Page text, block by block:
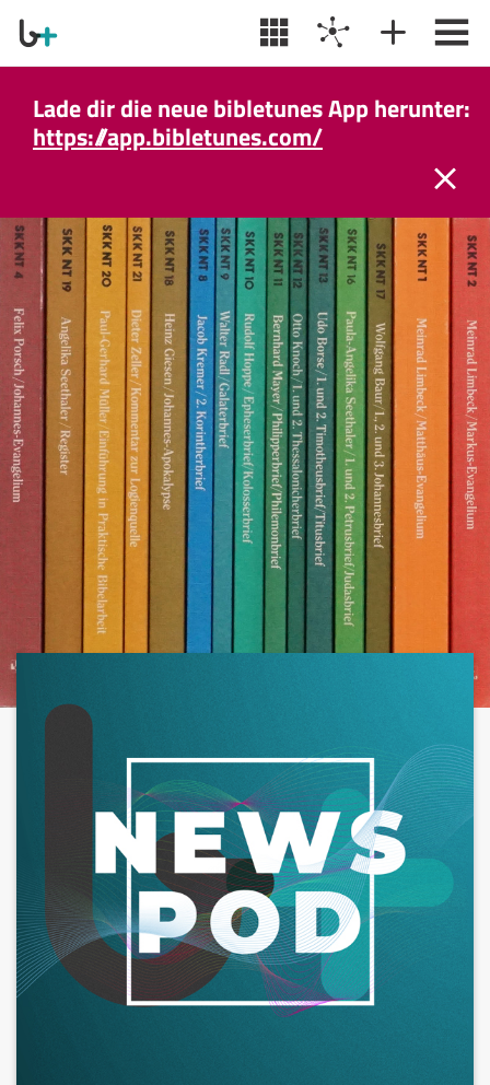
Lade dir die neue bibletunes App herunter:
https://app.bibletunes.com/